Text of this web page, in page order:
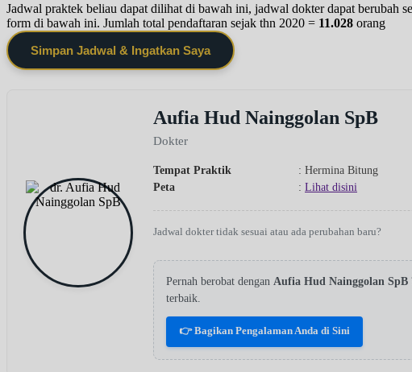
Jadwal praktek beliau dapat dilihat di bawah ini, jadwal dokter dapat berubah
form di bawah ini. Jumlah total pendaftaran sejak thn 2020 = 11.028 orang
Simpan Jadwal & Ingatkan Saya
Aufia Hud Nainggolan SpB
Dokter
Tempat Praktik
: Hermina Bitung
Peta
: Lihat disini
Jadwal dokter tidak sesuai atau ada perubahan baru?
Pernah berobat dengan Aufia Hud Nainggolan SpB
terbaik.
👉 Bagikan Pengalaman Anda di Sini